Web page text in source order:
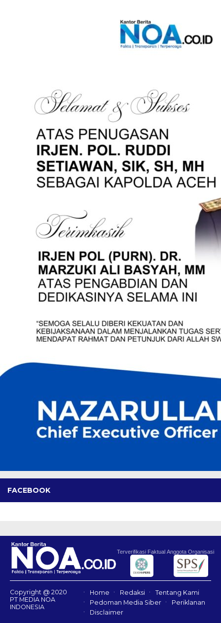
FACEBOOK
Terverifikasi Faktual Anggota Organisasi
Copyright @ 2020
PT MEDIA NOA
INDONESIA
Home Redaksi
Tentang Kami
Pedoman Media Siber
Periklanan
Disclaimer